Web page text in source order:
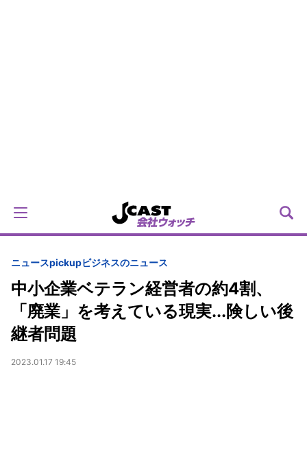
ニュースpickupビジネスのニュース
中小企業ベテラン経営者の約4割、
「廃業」を考えている現実...険しい後
継者問題
2023.01.17 19:45